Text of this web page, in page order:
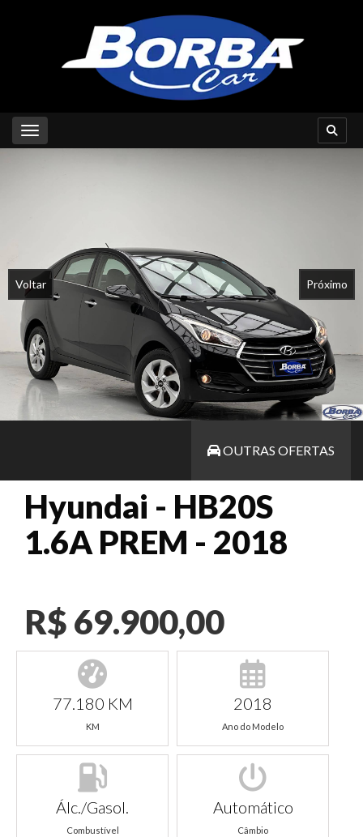
Toggle navigation
Voltar Próximo
OUTRAS OFERTAS
Hyundai - HB20S
1.6A PREM - 2018
R$ 69.900,00
77.180 KM
KM
2018
Ano do Modelo
Álc./Gasol.
Combustível
Automático
Câmbio